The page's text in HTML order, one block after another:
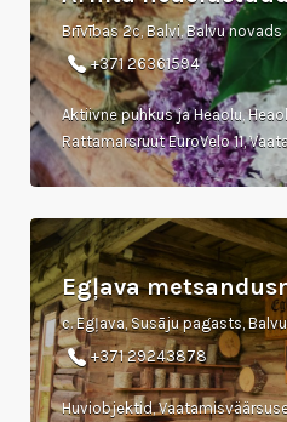
Brīvības 2c, Balvi, Balvu novads
+371 26361594
Aktiivne puhkus ja Heaolu,
Rattamarsruut EuroVelo 11,
Egļava
c. Egļava, Susāju pagasts,
+371 29243878
Huviobjektid,